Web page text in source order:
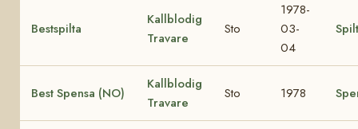
Bestspilta
Kallblodig
Travare
Sto
1978-
03-
04
Best Spensa (NO)
Kallblodig
Travare
Sto 1978